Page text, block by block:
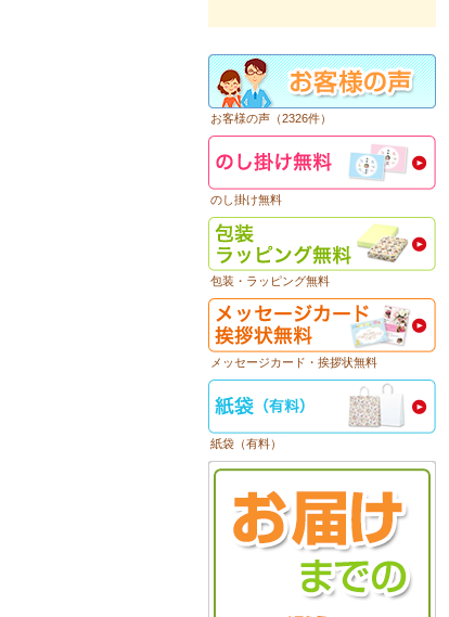
お客様の声（2326件）
のし掛け無料
包装・ラッピング無料
メッセージカード・挨拶状無料
紙袋（有料）